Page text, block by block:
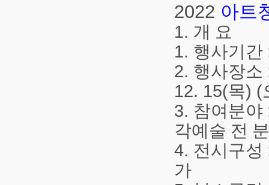
2022 아트
1. 개 요
1. 행사기간
2. 행사장소
12. 15(목) (
3. 참여분야
각예술 전
4. 전시구성
가